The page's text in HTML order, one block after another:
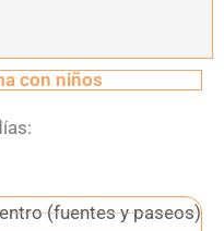
con niños
(fuentes y paseos)